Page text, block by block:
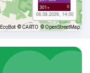
301+ 0
06.08.2026, 14:00
© CARTO © OpenStreetMap